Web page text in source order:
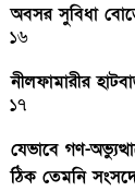
অবসর সুবিধা
১৬
নীলফামারীর
১৭
যেভাবে গণ-
ঠিক তেমনি